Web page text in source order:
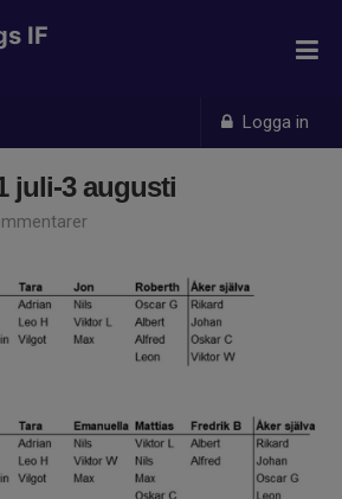
Logga in
IF
juli-3 augusti